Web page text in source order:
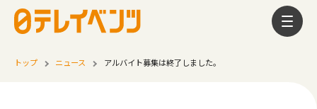
トップ ニュース アルバイト募集は終了しました。